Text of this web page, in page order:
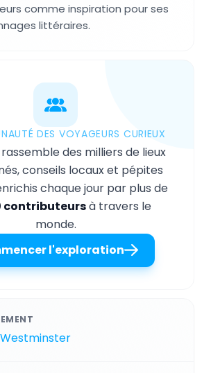
comme inspiration pour ses
littéraires.
DES VOYAGEURS CURIEUX
des milliers de lieux
conseils locaux et pépites
chaque jour par plus de
contributeursà travers le
monde.
l'exploration